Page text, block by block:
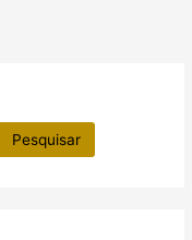
Pesquisar